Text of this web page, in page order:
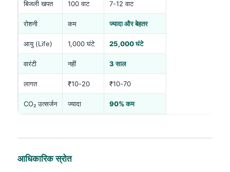
बिजली खपत 100 वाट 7-12 वाट
रोशनी कम ज्यादा और बेहतर
आयु (Life) 1,000 घंटे 25,000 घंटे
वारंटी नहीं 3 साल
लागत ₹10-20 ₹10-70
CO₂ उत्सर्जन ज्यादा 90% कम
आधिकारिक स्रोत